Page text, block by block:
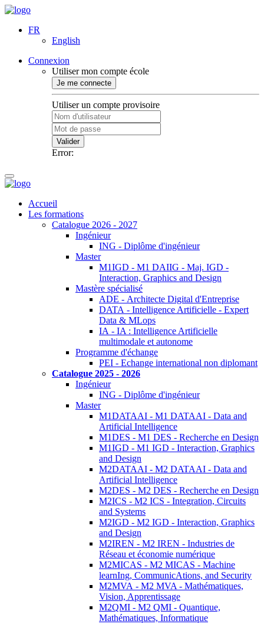
FR
English
Connexion
Utiliser mon compte école
Je me connecte
Utiliser un compte provisoire
Valider
Error:
Accueil
Les formations
Catalogue 2026 - 2027
Ingénieur
ING - Diplôme d'ingénieur
Master
M1IGD - M1 DAIIG - Maj. IGD -
Interaction, Graphics and Design
Mastère spécialisé
ADE - Architecte Digital d'Entreprise
DATA - Intelligence Artificielle - Expert
Data & MLops
IA - IA : Intelligence Artificielle
multimodale et autonome
Programme d'échange
PEI - Echange international non diplomant
Catalogue 2025 - 2026
Ingénieur
ING - Diplôme d'ingénieur
Master
M1DATAAI - M1 DATAAI - Data and
Artificial Intelligence
M1DES - M1 DES - Recherche en Design
M1IGD - M1 IGD - Interaction, Graphics
and Design
M2DATAAI - M2 DATAAI - Data and
Artificial Intelligence
M2DES - M2 DES - Recherche en Design
M2ICS - M2 ICS - Integration, Circuits
and Systems
M2IGD - M2 IGD - Interaction, Graphics
and Design
M2IREN - M2 IREN - Industries de
Réseau et économie numérique
M2MICAS - M2 MICAS - Machine
learnIng, CommunicAtions, and Security
M2MVA - M2 MVA - Mathématiques,
Vision, Apprentissage
M2QMI - M2 QMI - Quantique,
Mathématiques, Informatique